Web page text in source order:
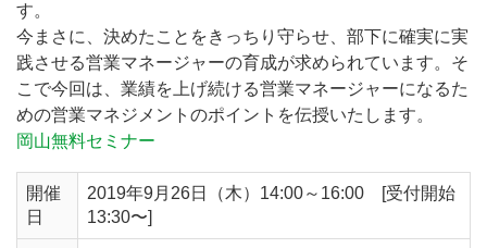
す。
今まさに、決めたことをきっちり守らせ、部下に確実に実
践させる営業マネージャーの育成が求められています。そ
こで今回は、業績を上げ続ける営業マネージャーになるた
めの営業マネジメントのポイントを伝授いたします。
岡山無料セミナー
開催
日
2019年9月26日（木）14:00～16:00 [受付開始
13:30〜]